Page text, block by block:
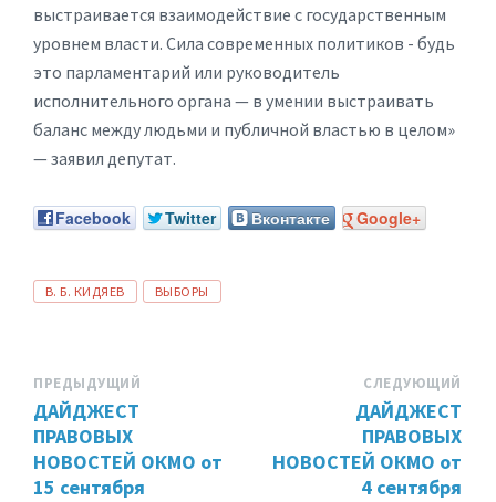
выстраивается взаимодействие с государственным
уровнем власти. Сила современных политиков ­­- будь
это парламентарий или руководитель
исполнительного органа — в умении выстраивать
баланс между людьми и публичной властью в целом»
— заявил депутат.
Facebook Twitter Вконтакте Google+
ТЕГИ:
В. Б. КИДЯЕВ ВЫБОРЫ
ПРЕДЫДУЩИЙ
ДАЙДЖЕСТ
ПРАВОВЫХ
НОВОСТЕЙ ОКМО от
15 сентября
СЛЕДУЮЩИЙ
ДАЙДЖЕСТ
ПРАВОВЫХ
НОВОСТЕЙ ОКМО от
4 сентября